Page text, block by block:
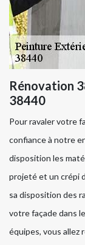
Rénovation
38440
Pour ravaler votre
confiance à notre
disposition les
projeté et un crépi
sa disposition des
votre façade dans
équipes, vous